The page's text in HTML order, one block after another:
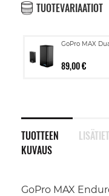
TUOTEVARIAATIOT
GoPro MAX
89,00 €
TUOTTEEN
KUVAUS
GoPro MAX